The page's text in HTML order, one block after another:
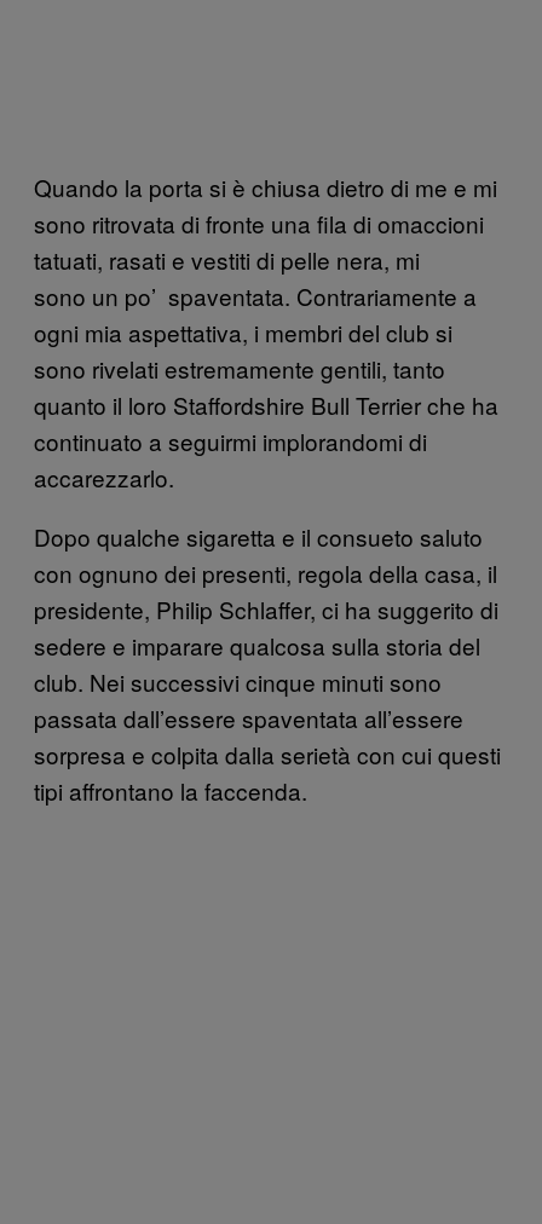
Quando la porta si è chiusa dietro di me e mi
sono ritrovata di fronte una fila di omaccioni
tatuati, rasati e vestiti di pelle nera, mi
sono un po’ spaventata. Contrariamente a
ogni mia aspettativa, i membri del club si
sono rivelati estremamente gentili, tanto
quanto il loro Staffordshire Bull Terrier che ha
continuato a seguirmi implorandomi di
accarezzarlo.
Dopo qualche sigaretta e il consueto saluto
con ognuno dei presenti, regola della casa, il
presidente, Philip Schlaffer, ci ha suggerito di
sedere e imparare qualcosa sulla storia del
club. Nei successivi cinque minuti sono
passata dall’essere spaventata all’essere
sorpresa e colpita dalla serietà con cui questi
tipi affrontano la faccenda.